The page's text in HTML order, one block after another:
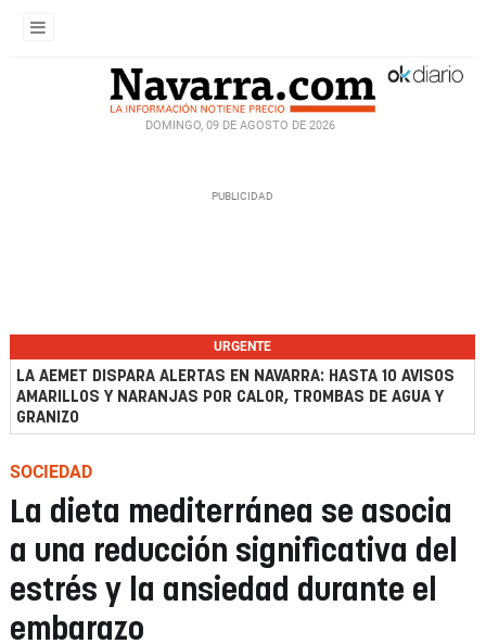
DOMINGO, 09 DE AGOSTO DE 2026
URGENTE
LA AEMET DISPARA ALERTAS EN NAVARRA: HASTA 10 AVISOS
AMARILLOS Y NARANJAS POR CALOR, TROMBAS DE AGUA Y
GRANIZO
SOCIEDAD
La dieta mediterránea se asocia
a una reducción significativa del
estrés y la ansiedad durante el
embarazo